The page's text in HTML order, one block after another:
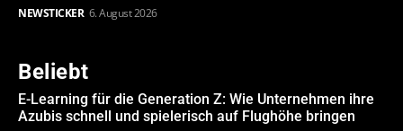
NEWSTICKER 6. August 2026
Beliebt
E-Learning für die Generation Z: Wie Unternehmen ihre
Azubis schnell und spielerisch auf Flughöhe bringen